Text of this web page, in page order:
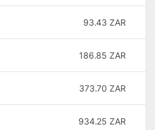
93.43 ZAR
186.85 ZAR
373.70 ZAR
934.25 ZAR